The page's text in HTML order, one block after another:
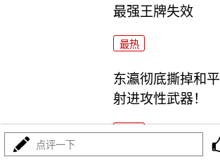
最强王牌失效
最热
东瀛彻底撕掉和
射进攻性武器！
最热
点评一下